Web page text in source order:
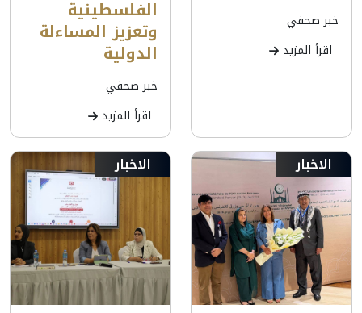
خبر صحفي
اقرأ المزيد
الفلسطينية
وتعزيز المساءلة
الدولية
خبر صحفي
اقرأ المزيد
الاخبار الاخبار